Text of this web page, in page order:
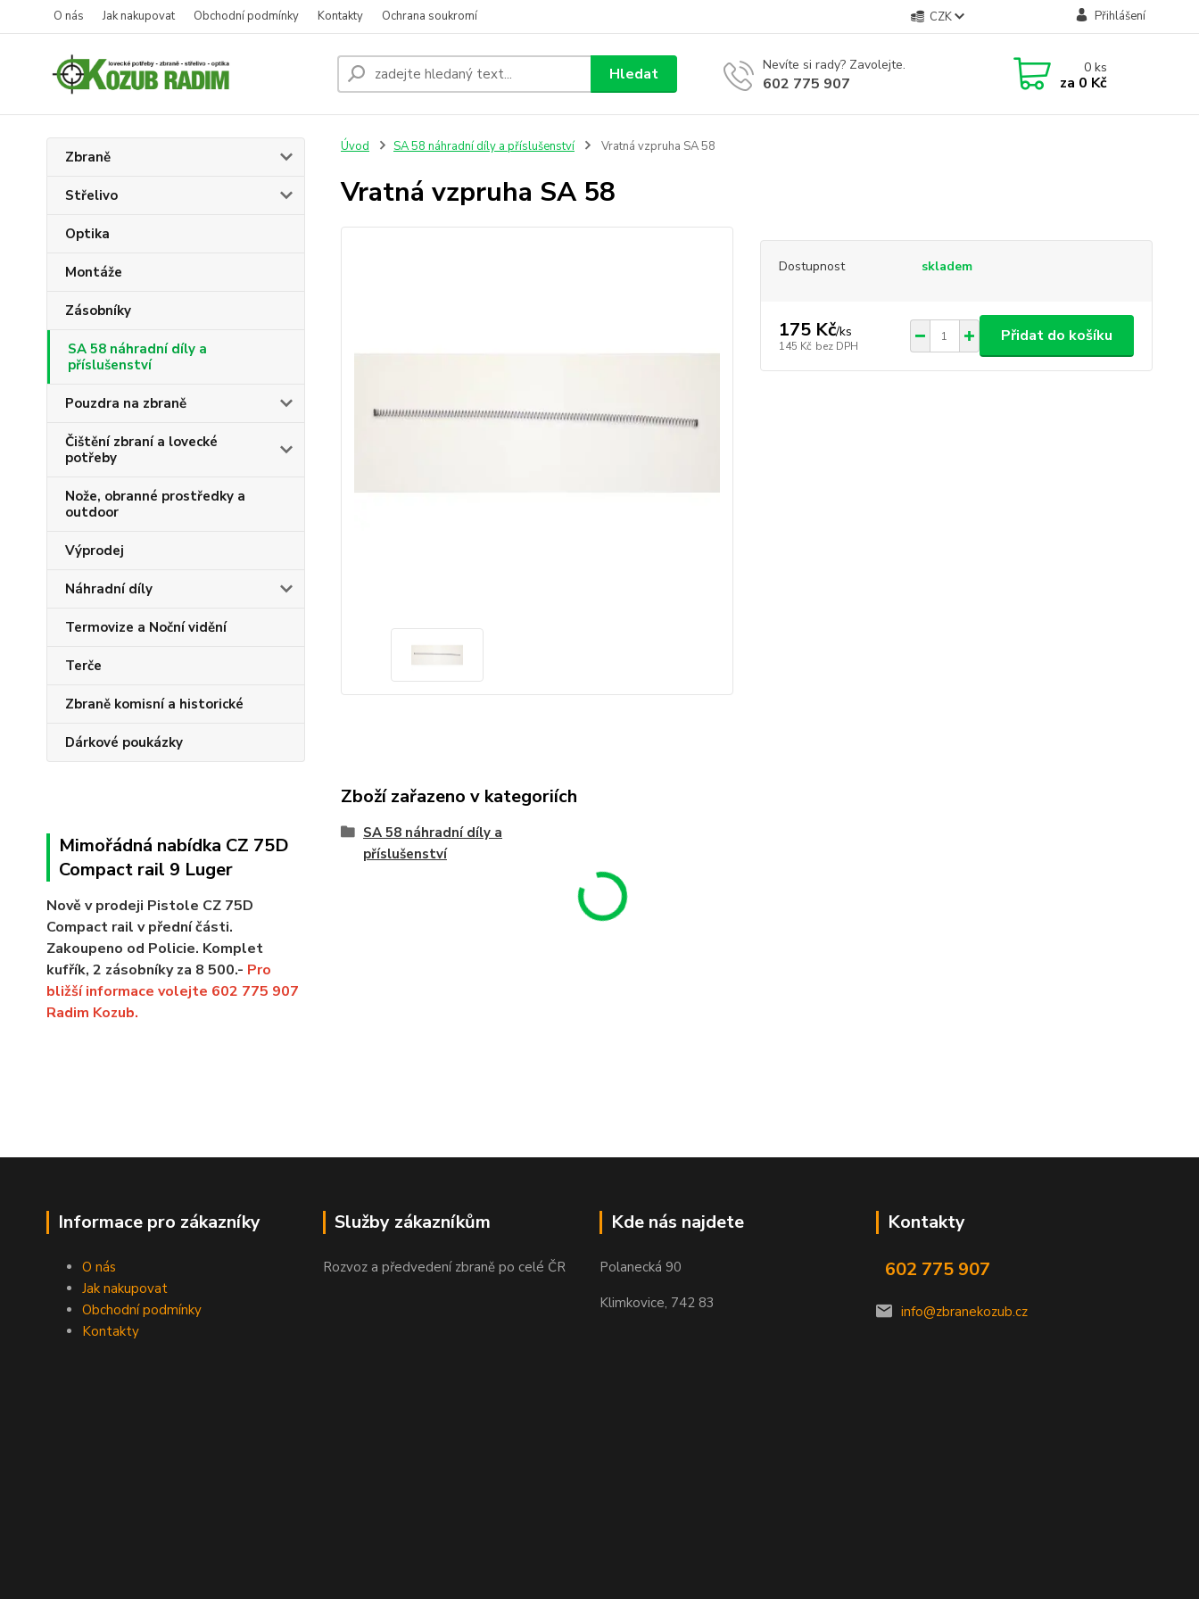
O nás Jak nakupovat Obchodní podmínky Kontakty Ochrana soukromí CZK Přihlášení
Hledat Nevíte si rady? Zavolejte.
602 775 907
0ks
za 0 Kč
Zbraně
Střelivo
Optika
Montáže
Zásobníky
SA 58 náhradní díly a
příslušenství
Pouzdra na zbraně
Čištění zbraní a lovecké
potřeby
Nože, obranné prostředky a
outdoor
Výprodej
Náhradní díly
Termovize a Noční vidění
Terče
Zbraně komisní a historické
Dárkové poukázky
Mimořádná nabídka CZ 75D
Compact rail 9 Luger
Nově v prodeji Pistole CZ 75D
Compact rail v přední části.
Zakoupeno od Policie. Komplet
kufřík, 2 zásobníky za 8 500.- Pro
bližší informace volejte 602 775 907
Radim Kozub.
Úvod SA 58 náhradní díly a příslušenství Vratná vzpruha SA 58
Vratná vzpruha SA 58
Dostupnost skladem
175 Kč/ks
145 Kč bez DPH
Přidat do košíku
Zboží zařazeno v kategoriích
SA 58 náhradní díly a
příslušenství
Informace pro zákazníky
O nás
Jak nakupovat
Obchodní podmínky
Kontakty
Služby zákazníkům
Rozvoz a předvedení zbraně po celé ČR
Kde nás najdete
Polanecká 90
Klimkovice, 742 83
Kontakty
602 775 907
info@zbranekozub.cz